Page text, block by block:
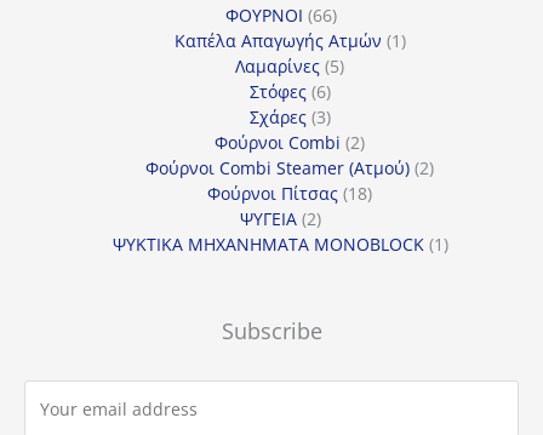
ΦΟΥΡΝΟΙ 6666
προϊόντα
Καπέλα Απαγωγής Ατμών 11
Λαμαρίνες 55
Στόφες 66
προϊόντα
Σχάρες 33
προϊόντα
Φούρνοι Combi 22
προϊόντα
Φούρνοι Combi Steamer (Ατμού) 22
Φούρνοι Πίτσας 1818
ΨΥΓΕΙΑ 22
προϊόντα
ΨΥΚΤΙΚΑ ΜΗΧΑΝΗΜΑΤΑ MONOBLOCK 11
Subscribe